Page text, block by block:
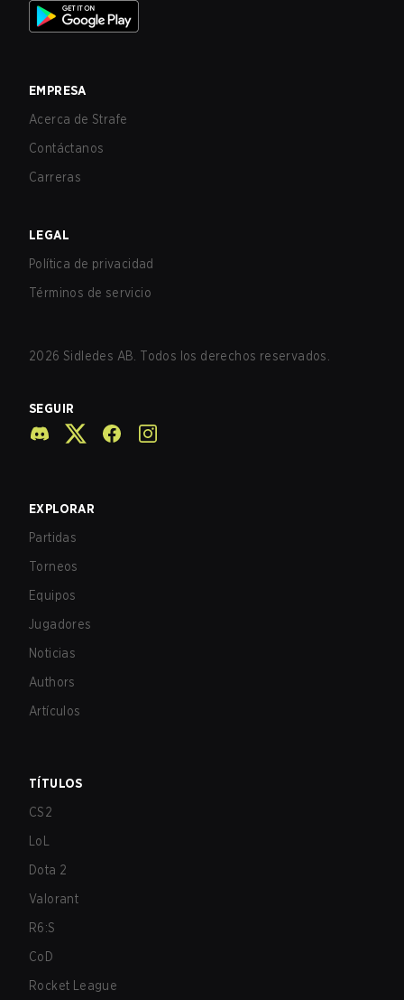
EMPRESA
Acerca de Strafe
Contáctanos
Carreras
LEGAL
Política de privacidad
Términos de servicio
2026 Sidledes AB. Todos los derechos reservados.
SEGUIR
EXPLORAR
Partidas
Torneos
Equipos
Jugadores
Noticias
Authors
Artículos
TÍTULOS
CS2
LoL
Dota 2
Valorant
R6:S
CoD
Rocket League